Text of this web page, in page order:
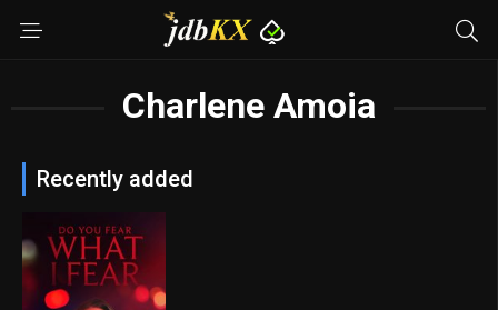
Charlene Amoia
Recently added